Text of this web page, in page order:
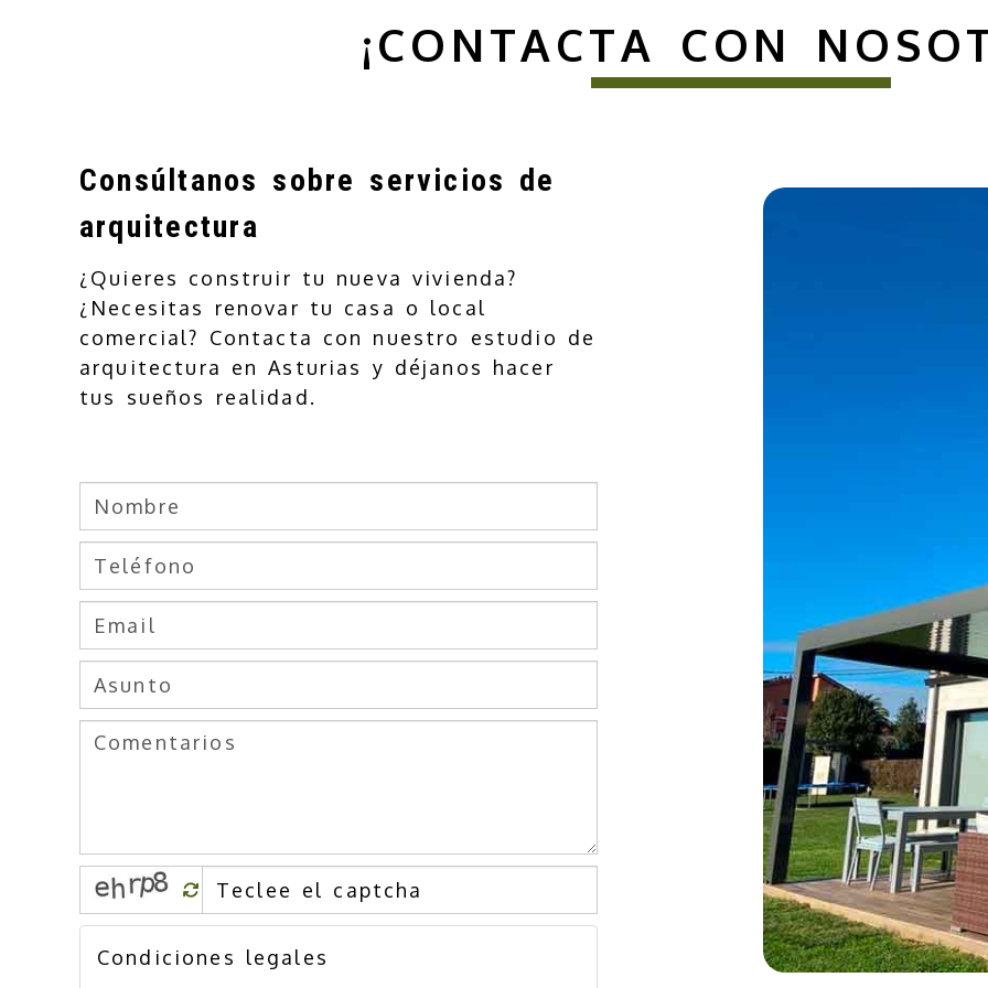
¡CONTACTA CON
Consúltanos sobre servicios de
arquitectura
¿Quieres construir tu nueva vivienda?
¿Necesitas renovar tu casa o local
comercial? Contacta con nuestro estudio de
arquitectura en Asturias y déjanos hacer
tus sueños realidad.
Condiciones legales